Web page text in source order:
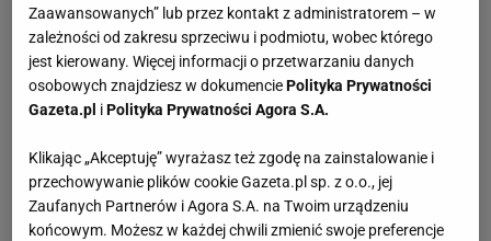
Zaawansowanych” lub przez kontakt z administratorem – w
zależności od zakresu sprzeciwu i podmiotu, wobec którego
jest kierowany. Więcej informacji o przetwarzaniu danych
osobowych znajdziesz w dokumenciePolityka Prywatności
Gazeta.pl iPolityka Prywatności Agora S.A.
Klikając „Akceptuję” wyrażasz też zgodę na zainstalowanie i
przechowywanie plików cookie Gazeta.pl sp. z o.o., jej
Zaufanych Partnerów i Agora S.A. na Twoim urządzeniu
końcowym. Możesz w każdej chwili zmienić swoje preferencje